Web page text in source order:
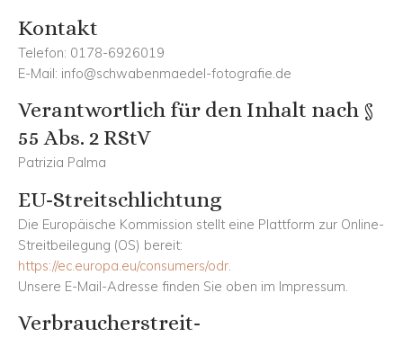
Kontakt
Telefon: 0178-6926019
E-Mail: info@schwabenmaedel-fotografie.de
Verantwortlich für den Inhalt nach §
55 Abs. 2 RStV
Patrizia Palma
EU-Streitschlichtung
Die Europäische Kommission stellt eine Plattform zur Online-
Streitbeilegung (OS) bereit:
https://ec.europa.eu/consumers/odr
Unsere E-Mail-Adresse finden Sie oben im Impressum.
Verbraucher­streit­